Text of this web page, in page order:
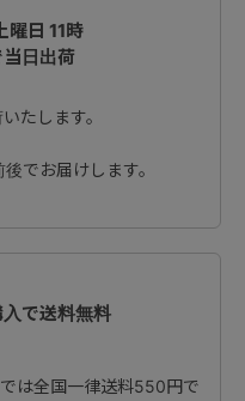
曜日 11時
日出荷
たします。
でお届けします。
で送料無料
は全国一律送料550円で